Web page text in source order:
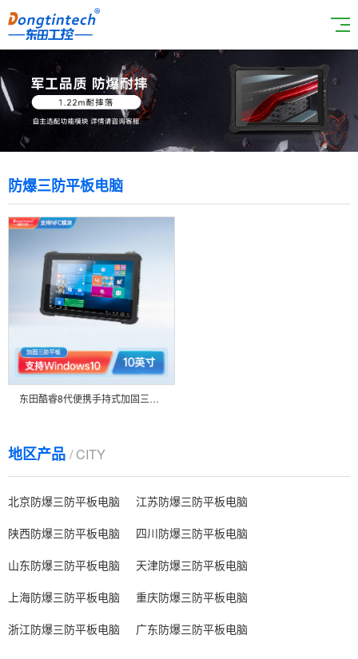
防爆三防平板电脑
东田酷睿8代便携手持式加固三防平板电脑10.1英寸支持Windows双频WIFI防爆 DTZ-I1008E
地区产品 / CITY
北京防爆三防平板电脑
江苏防爆三防平板电脑
陕西防爆三防平板电脑
四川防爆三防平板电脑
山东防爆三防平板电脑
天津防爆三防平板电脑
上海防爆三防平板电脑
重庆防爆三防平板电脑
浙江防爆三防平板电脑
广东防爆三防平板电脑